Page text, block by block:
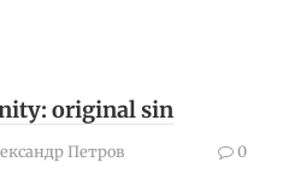
original sin
Петров 0